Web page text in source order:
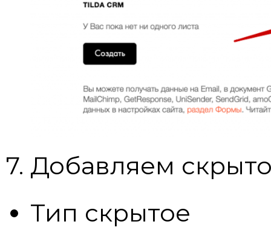
7. Добавляем
Тип скрытое